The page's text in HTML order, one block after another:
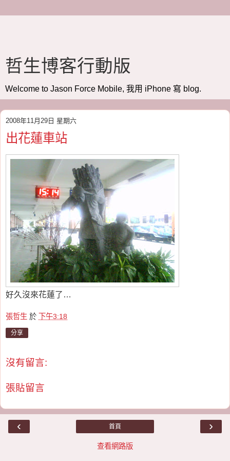
哲生博客行動版
Welcome to Jason Force Mobile, 我用 iPhone 寫 blog.
2008年11月29日 星期六
出花蓮車站
好久沒來花蓮了…
張哲生 於 下午3:18
分享
沒有留言:
張貼留言
‹ ›
首頁
查看網路版